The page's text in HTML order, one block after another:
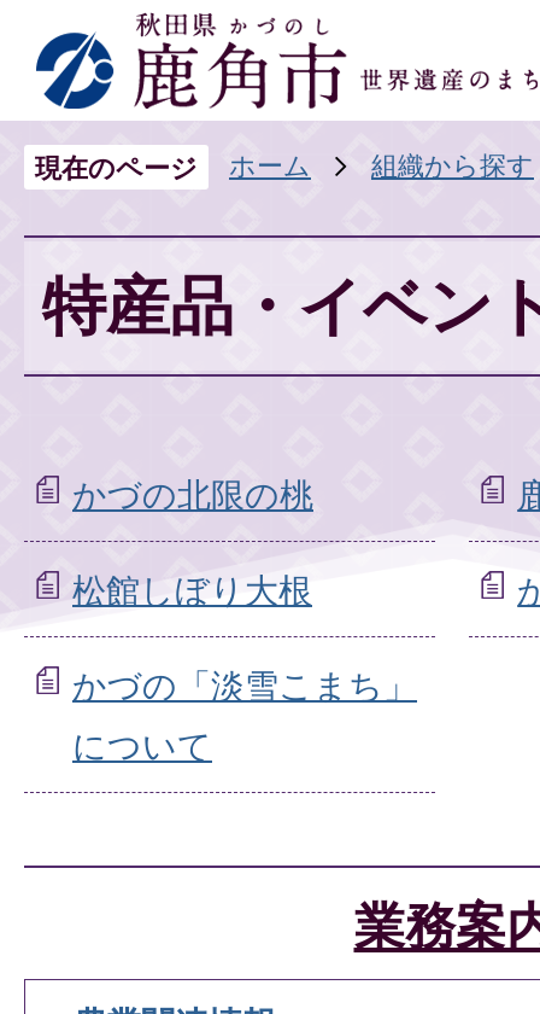
現在のページ ホーム 組織から探す
特産品・イベン
かづの北限の桃
松館しぼり大根
かづの「淡雪こまち」
について
業務案